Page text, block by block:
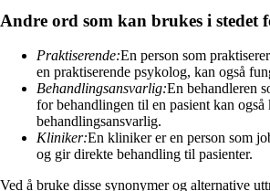
Andre ord som kan brukes i
Praktiserende:En person som
en praktiserende psykolog, kan også
Behandlingsansvarlig:En behandleren
for behandlingen til en pasient kan også
behandlingsansvarlig.
Kliniker:En kliniker er en person som
og gir direkte behandling til pasienter.
Ved å bruke disse synonymer og alternative